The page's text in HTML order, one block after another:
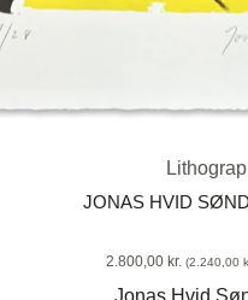
JONAS HVID
2.800,00 kr. (2.240,00